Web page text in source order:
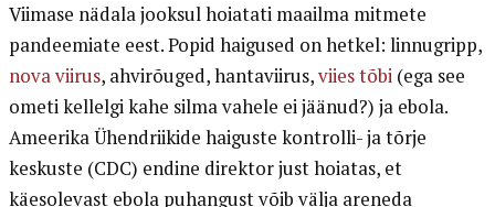
Viimase nädala jooksul hoiatati maailma mitmete
pandeemiate eest. Popid haigused on hetkel: linnugripp,
nova viirus, ahvirõuged, hantaviirus,viies tõbi (ega see
ometi kellelgi kahe silma vahele ei jäänud?) ja ebola.
Ameerika Ühendriikide haiguste kontrolli- ja tõrje
keskuste (CDC) endine direktor just hoiatas, et
käesolevast ebola puhangust võib välja areneda